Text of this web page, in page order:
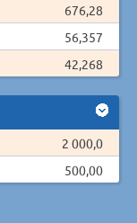
676,28
56,357
42,268
2 000,0
500,00